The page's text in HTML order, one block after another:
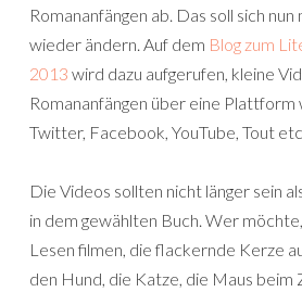
Romananfängen ab. Das soll sich nun
wieder ändern. Auf dem Blog zum
2013 wird dazu aufgerufen, kleine
Romananfängen über eine Plattform
Twitter, Facebook, YouTube, Tout
Die Videos sollten nicht länger sein
in dem gewählten Buch. Wer
Lesen filmen, die flackernde Kerze
den Hund, die Katze, die Maus beim